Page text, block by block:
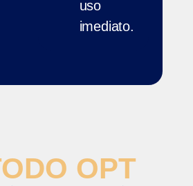
uso
imediato.
OPT